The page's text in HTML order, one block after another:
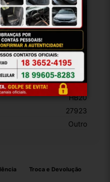
False
False
BRASIL
1000
HB20
27923
Outro
Troca e Devolução